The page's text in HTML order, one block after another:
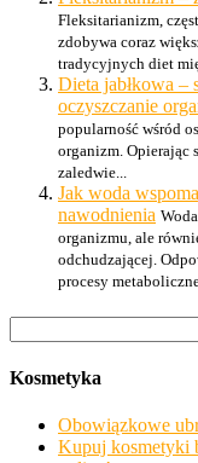
Fleksitarianizm,
zdobywa coraz
tradycyjnych diet
Dieta jabłkowa –
oczyszczanie
popularność wśród
organizm. Opierając
zaledwie...
Jak woda
nawodnienia
organizmu, ale
odchudzającej.
procesy
Kosmetyka
Obowiązkowe
Kupuj kosmetyki